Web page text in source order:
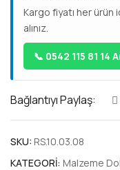
Kargo fiyatı her ürün
alınız.
📞 0542 115 81 14
Bağlantıyı Paylaş:
SKU: RS.10.03.08
KATEGORI: Malzeme